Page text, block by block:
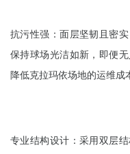
抗污性强：面层坚韧且密
保持球场光洁如新，即便
降低克拉玛依场地的运维成
专业结构设计：采用双层